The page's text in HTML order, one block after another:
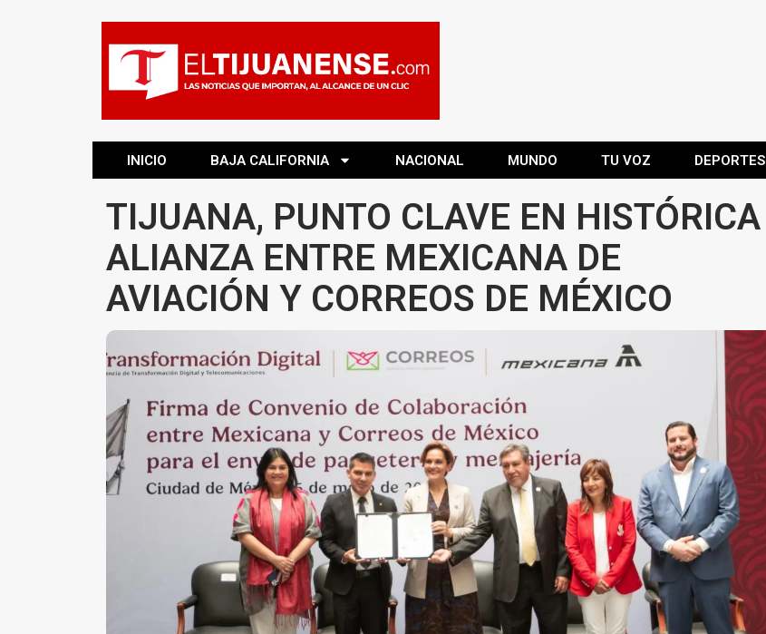
INICIO BAJA CALIFORNIA NACIONAL MUNDO TU VOZ DEPORTES
TIJUANA, PUNTO CLAVE EN HISTÓRICA
ALIANZA ENTRE MEXICANA DE
AVIACIÓN Y CORREOS DE MÉXICO